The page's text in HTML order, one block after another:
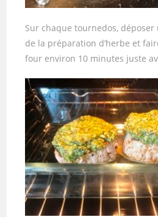
Sur chaque tournedos,
de la préparation d’herbe et
four environ 10 minutes juste